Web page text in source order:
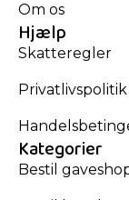
Om os
Hjælp
Skatteregler
Privatlivspolitik
Kategorier
Bestil